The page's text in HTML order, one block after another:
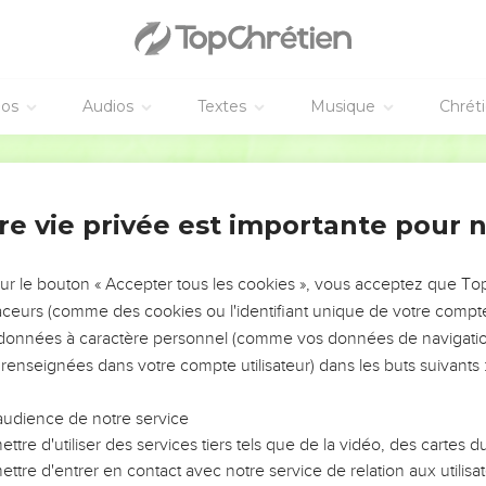
Audios Textes Musique
is not mocked, for whatever a man sows, that he will also reap.
own flesh will from the flesh reap corruption. But he who sows
doing good, for we will reap in due season, if we don't give up.
let's do what is good toward all men, and especially
et salutation
look good in the flesh, they compel you to be circumcised;
Christ.
circumcision don't keep the law themselves, but they
boast in your flesh.
boast, except in the cross of our Lord Jesus Christ, through
the world.
is circumcision anything, nor uncircumcision, but a new
vie privée est importante pour
le bouton « Accepter tous les cookies », vous acceptez que
(comme des cookies ou l'identifiant unique de votre
à caractère personnel (comme vos données de
dans votre compte utilisateur) dans les buts suivants :
de notre service
d'utiliser des services tiers tels que de la vidéo, des cartes
d'entrer en contact avec notre service de relation aux